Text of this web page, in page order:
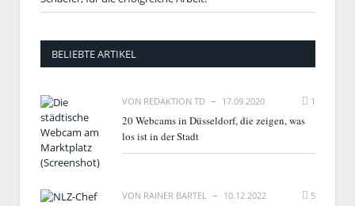
BELIEBTE ARTIKEL
VON REDAKTION TD 17.09.2020 1
20 Webcams in Düsseldorf, die zeigen, was
los ist in der Stadt
VON RAINER BARTEL 10.12.2022 5